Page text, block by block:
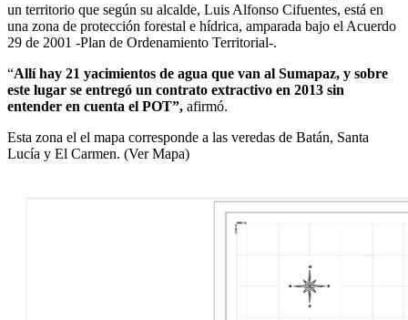
un territorio que según su alcalde, Luis Alfonso Cifuentes, está en
una zona de protección forestal e hídrica, amparada bajo el Acuerdo
29 de 2001 -Plan de Ordenamiento Territorial-.
“Allí hay 21 yacimientos de agua que van al Sumapaz, y sobre
este lugar se entregó un contrato extractivo en 2013 sin
entender en cuenta el POT”, afirmó.
Esta zona el el mapa corresponde a las veredas de Batán, Santa
Lucía y El Carmen. (Ver Mapa)